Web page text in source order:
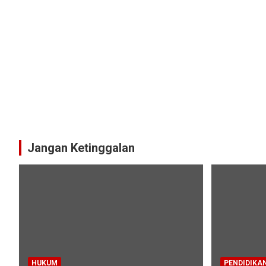
Jangan Ketinggalan
HUKUM